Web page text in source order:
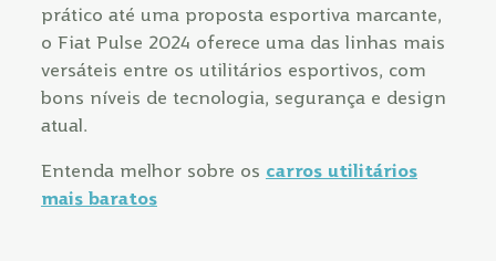
prático até uma proposta esportiva marcante,
o Fiat Pulse 2024 oferece uma das linhas mais
versáteis entre os utilitários esportivos, com
bons níveis de tecnologia, segurança e design
atual.
Entenda melhor sobre os carros utilitários
mais baratos